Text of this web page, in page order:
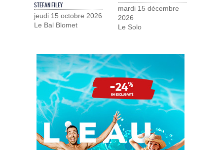
STEFAN FILEY
jeudi 15 octobre 2026
Le Bal Blomet
mardi 15 décembre
2026
Le Solo